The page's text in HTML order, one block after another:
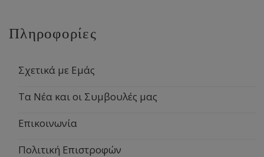
Πληροφορίες
Σχετικά με Εμάς
Τα Νέα και οι Συμβουλές μας
Επικοινωνία
Πολιτική Επιστροφών